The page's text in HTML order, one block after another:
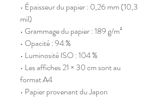
• Épaisseur du papier : 0,26 mm (10,3
mil)
• Grammage du papier : 189 g/m²
• Opacité : 94 %
• Luminosité ISO : 104 %
• Les affiches 21 × 30 cm sont au
format A4
• Papier provenant du Japon